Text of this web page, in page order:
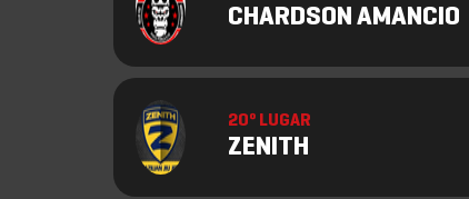
CHARDSON AMANCIO
20º LUGAR
ZENITH